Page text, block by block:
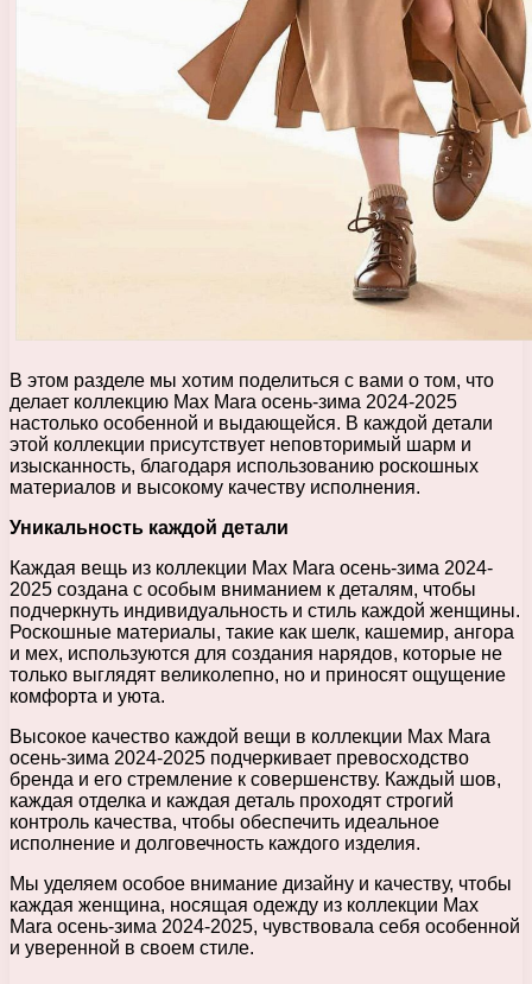
В этом разделе мы хотим поделиться с вами о том, что
делает коллекцию Max Mara осень-зима 2024-2025
настолько особенной и выдающейся. В каждой детали
этой коллекции присутствует неповторимый шарм и
изысканность, благодаря использованию роскошных
материалов и высокому качеству исполнения.
Уникальность каждой детали
Каждая вещь из коллекции Max Mara осень-зима 2024-
2025 создана с особым вниманием к деталям, чтобы
подчеркнуть индивидуальность и стиль каждой женщины.
Роскошные материалы, такие как шелк, кашемир, ангора
и мех, используются для создания нарядов, которые не
только выглядят великолепно, но и приносят ощущение
комфорта и уюта.
Высокое качество каждой вещи в коллекции Max Mara
осень-зима 2024-2025 подчеркивает превосходство
бренда и его стремление к совершенству. Каждый шов,
каждая отделка и каждая деталь проходят строгий
контроль качества, чтобы обеспечить идеальное
исполнение и долговечность каждого изделия.
Мы уделяем особое внимание дизайну и качеству, чтобы
каждая женщина, носящая одежду из коллекции Max
Mara осень-зима 2024-2025, чувствовала себя особенной
и уверенной в своем стиле.